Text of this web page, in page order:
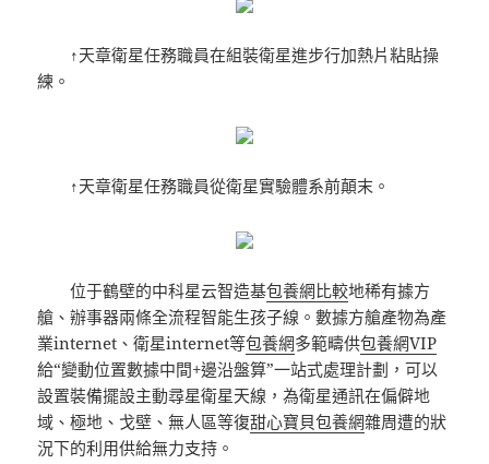
↑天章衛星任務職員在組裝衛星進步行加熱片粘貼操
練。
↑天章衛星任務職員從衛星實驗體系前顛末。
位于鶴壁的中科星云智造基包養網比較地稀有據方
艙、辦事器兩條全流程智能生孩子線。數據方艙產物為產
業internet、衛星internet等包養網多範疇供包養網VIP
給“變動位置數據中間+邊沿盤算”一站式處理計劃，可以
設置裝備擺設主動尋星衛星天線，為衛星通訊在偏僻地
域、極地、戈壁、無人區等復甜心寶貝包養網雜周遭的狀
況下的利用供給無力支持。